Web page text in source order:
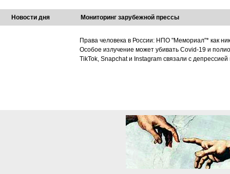
Новости дня Мониторинг зарубежной прессы
Права человека в России: НПО "Мемориал"* как
Особое излучение может убивать Covid-19 и
TikTok, Snapchat и Instagram связали с